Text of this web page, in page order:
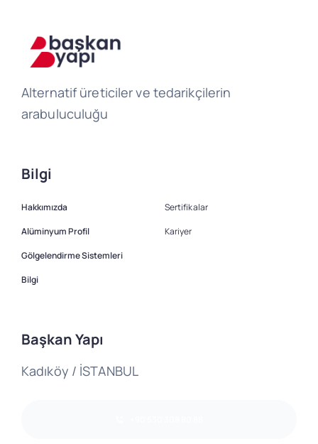
Alternatif üreticiler ve tedarikçilerin
arabuluculuğu
Bilgi
Hakkımızda
Alüminyum Profil
Gölgelendirme Sistemleri
Bilgi
Sertifikalar
Kariyer
Başkan Yapı
Kadıköy / İSTANBUL